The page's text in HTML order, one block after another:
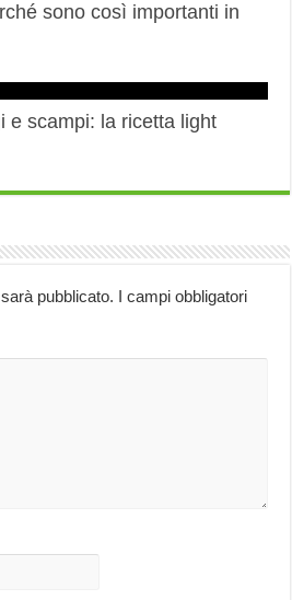
sono così importanti in
e scampi: la ricetta light
pubblicato. I campi obbligatori